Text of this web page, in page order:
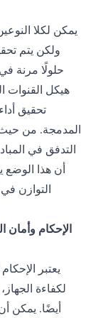
يمكن لكلا
ولكن يتم
حلولًا مرنة
هيكل القنوات
تحقيق
المدمجة. من
التدفق في
أن هذا الوضع
التوازن
الإحكام وأمان
يعتبر
لكفاءة
أيضًا. يمكن